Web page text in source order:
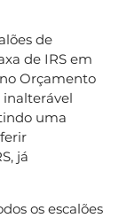
de
de IRS em
Orçamento
inalterável
uma
já
os escalões